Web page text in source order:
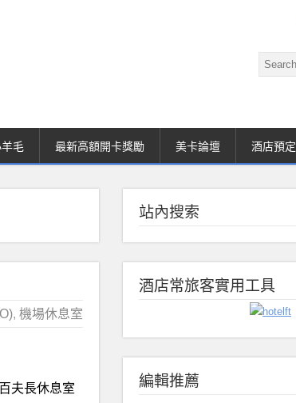
毛 最新高額開卡獎勵 美卡論壇 酒店預定
, 機場休息室
夫長休息室
站內搜索
酒店常旅客實用工具
編輯推薦